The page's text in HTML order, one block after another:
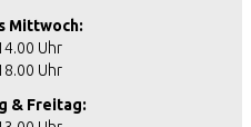
Mittwoch:
Uhr
Uhr
& Freitag: